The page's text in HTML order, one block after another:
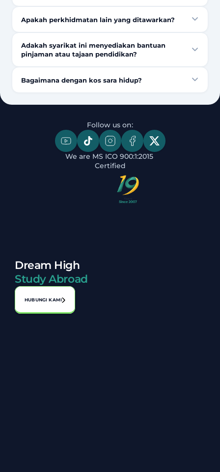
Apakah perkhidmatan lain yang ditawarkan?
Adakah syarikat ini menyediakan bantuan
pinjaman atau tajaan pendidikan?
Bagaimana dengan kos sara hidup?
Follow us on:
We are MS ICO 900:1:2015
Certified
Dream High
Study Abroad
HUBUNGI KAMI